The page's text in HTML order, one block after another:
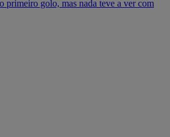
primeiro golo, mas nada teve a ver com